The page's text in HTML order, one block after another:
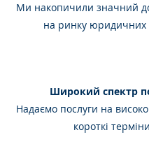
Ми накопичили значний
на ринку юридичних
Широкий спектр
Надаємо послуги на
короткі терміни